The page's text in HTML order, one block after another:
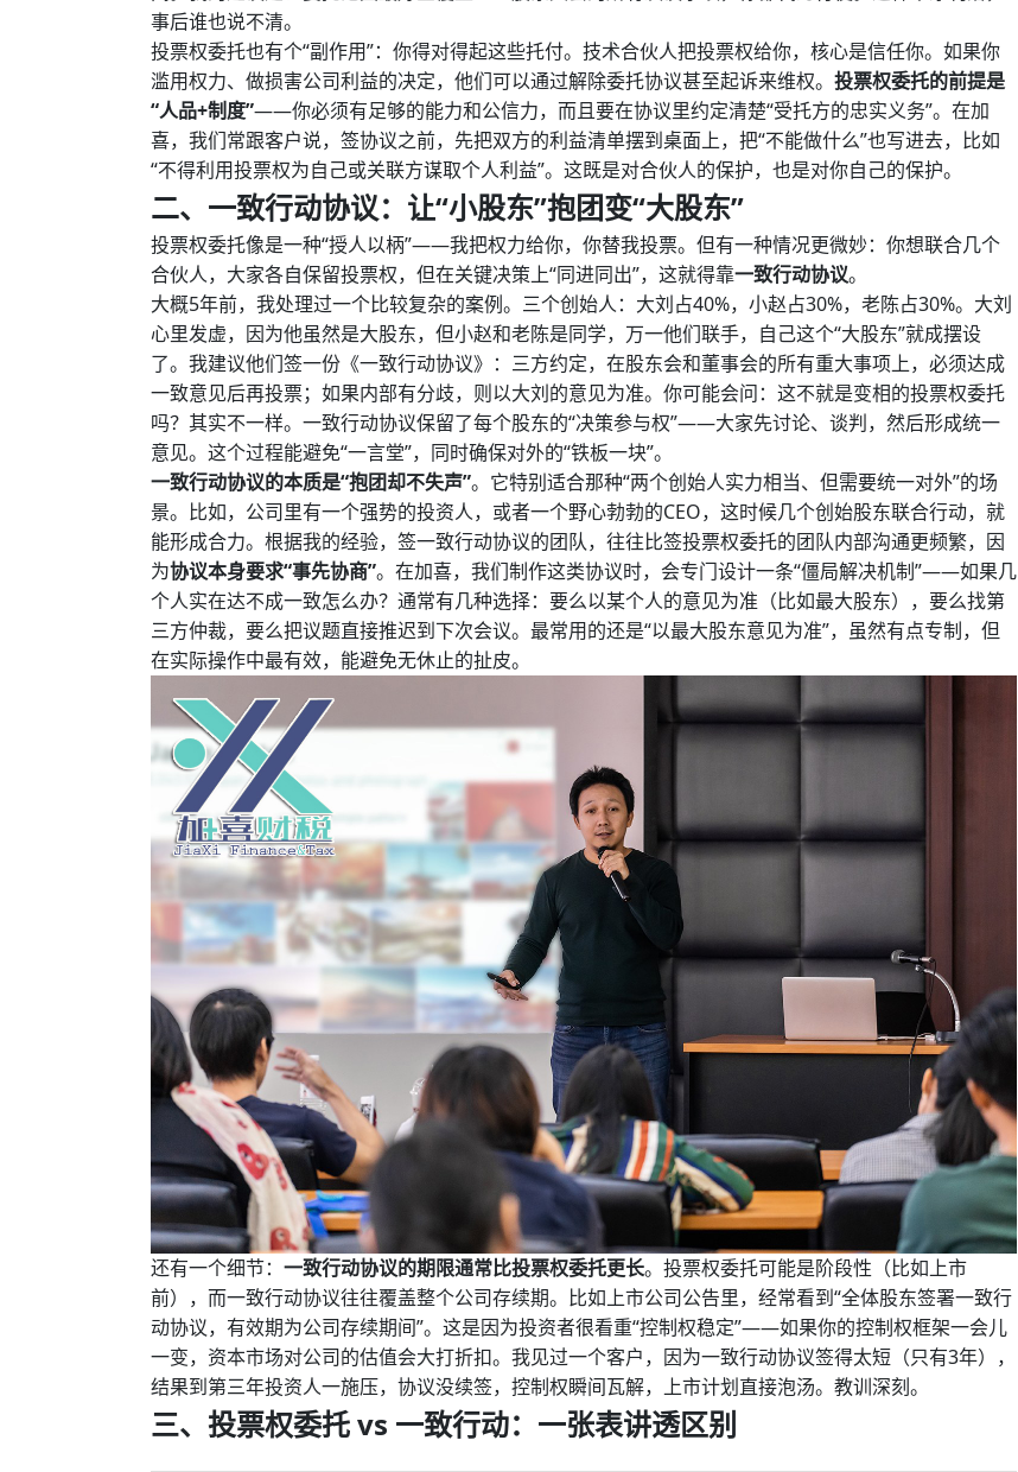
事后谁也说不清。
投票权委托也有个“副作用”：你得对得起这些托付。技术合伙人把投票权给你，核心是信任你。如果你
滥用权力、做损害公司利益的决定，他们可以通过解除委托协议甚至起诉来维权。 投票权委托的前提是
“人品+制度”——你必须有足够的能力和公信力，而且要在协议里约定清楚“受托方的忠实义务”。在加
喜，我们常跟客户说，签协议之前，先把双方的利益清单摆到桌面上，把“不能做什么”也写进去，比如
“不得利用投票权为自己或关联方谋取个人利益”。这既是对合伙人的保护，也是对你自己的保护。
二、一致行动协议：让“小股东”抱团变“大股东”
投票权委托像是一种“授人以柄”——我把权力给你，你替我投票。但有一种情况更微妙：你想联合几个
合伙人，大家各自保留投票权，但在关键决策上“同进同出”，这就得靠一致行动协议。
大概5年前，我处理过一个比较复杂的案例。三个创始人：大刘占40%，小赵占30%，老陈占30%。大刘
心里发虚，因为他虽然是大股东，但小赵和老陈是同学，万一他们联手，自己这个“大股东”就成摆设
了。我建议他们签一份《一致行动协议》：三方约定，在股东会和董事会的所有重大事项上，必须达成
一致意见后再投票；如果内部有分歧，则以大刘的意见为准。你可能会问：这不就是变相的投票权委托
吗？其实不一样。一致行动协议保留了每个股东的“决策参与权”——大家先讨论、谈判，然后形成统一
意见。这个过程能避免“一言堂”，同时确保对外的“铁板一块”。
一致行动协议的本质是“抱团却不失声”。它特别适合那种“两个创始人实力相当、但需要统一对外”的场
景。比如，公司里有一个强势的投资人，或者一个野心勃勃的CEO，这时候几个创始股东联合行动，就
能形成合力。根据我的经验，签一致行动协议的团队，往往比签投票权委托的团队内部沟通更频繁，因
为协议本身要求“事先协商”。在加喜，我们制作这类协议时，会专门设计一条“僵局解决机制”——如果几
个人实在达不成一致怎么办？通常有几种选择：要么以某个人的意见为准（比如最大股东），要么找第
三方仲裁，要么把议题直接推迟到下次会议。最常用的还是“以最大股东意见为准”，虽然有点专制，但
在实际操作中最有效，能避免无休止的扯皮。
还有一个细节： 一致行动协议的期限通常比投票权委托更长。投票权委托可能是阶段性（比如上市
前），而一致行动协议往往覆盖整个公司存续期。比如上市公司公告里，经常看到“全体股东签署一致行
动协议，有效期为公司存续期间”。这是因为投资者很看重“控制权稳定”——如果你的控制权框架一会儿
一变，资本市场对公司的估值会大打折扣。我见过一个客户，因为一致行动协议签得太短（只有3年），
结果到第三年投资人一施压，协议没续签，控制权瞬间瓦解，上市计划直接泡汤。教训深刻。
三、投票权委托 vs 一致行动：一张表讲透区别